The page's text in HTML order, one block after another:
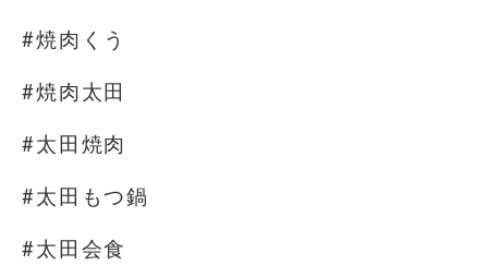
#焼肉くう
#焼肉太田
#太田焼肉
#太田もつ鍋
#太田会食